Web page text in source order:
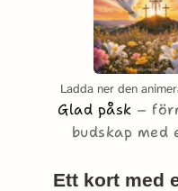
Ladda ner den
Glad påsk
budskap
Ett kort med